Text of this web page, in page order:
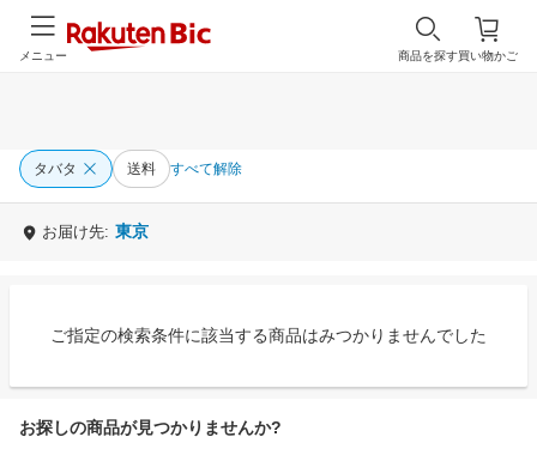
買い物かご
商品を探す
メニュー
タバタ 送料 すべて解除
お届け先: 東京
ご指定の検索条件に該当する商品はみつかりませんでした
お探しの商品が見つかりませんか?